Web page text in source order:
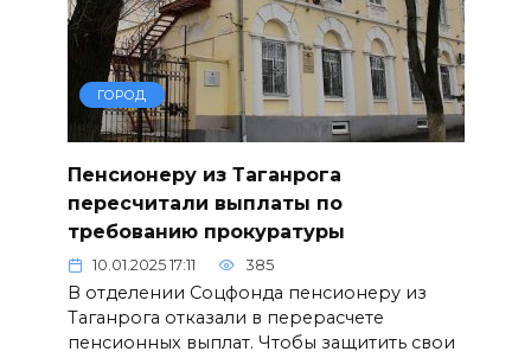
ГОРОД
Пенсионеру из Таганрога
пересчитали выплаты по
требованию прокуратуры
10.01.2025 17:11 385
В отделении Соцфонда пенсионеру из
Таганрога отказали в перерасчете
пенсионных выплат. Чтобы защитить свои